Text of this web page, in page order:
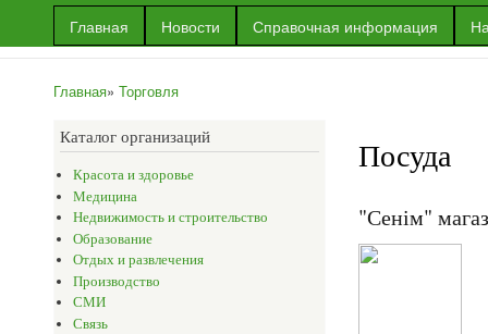
Главная Новости Справочная информация
Информационный
портал г.Уральска
Информация
и многое
Главная» Торговля
Каталог организаций
Красота и здоровье
Медицина
Недвижимость и строительство
Образование
Отдых и развлечения
Производство
СМИ
Связь
Посуда
"Сенім"